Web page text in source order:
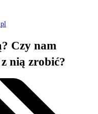
Czy nam
nią zrobić?